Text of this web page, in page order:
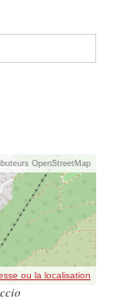
OpenStreetMap
ou la localisation